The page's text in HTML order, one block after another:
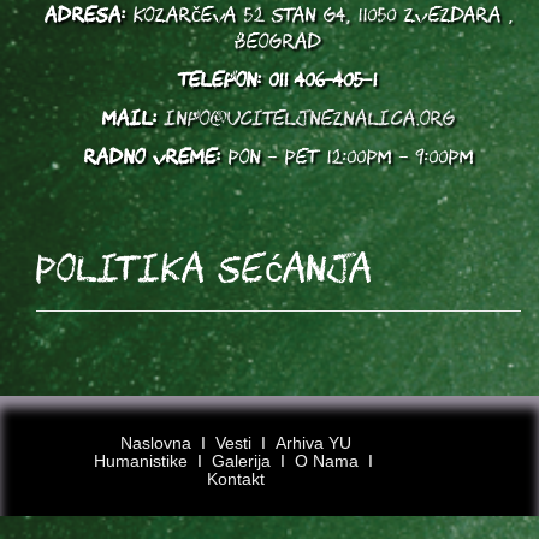
ADRESA:Kozarčeva 52 stan G4, 11050 Zvezdara ,
Beograd
TELEFON: 011 406-405-1
MAIL: info@uciteljneznalica.org
RADNO VREME:PON - PET 12:00PM - 9:00PM
Politika sećanja
Naslovna Ι Vesti Ι Arhiva YU
Humanistike Ι Galerija Ι O Nama
Ι
Kontakt